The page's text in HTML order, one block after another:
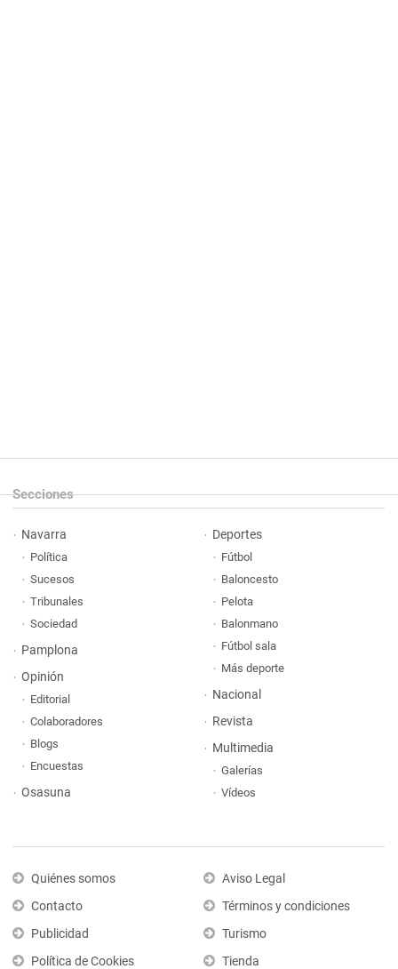
Secciones
Navarra
Política
Sucesos
Tribunales
Sociedad
Pamplona
Opinión
Editorial
Colaboradores
Blogs
Encuestas
Osasuna
Deportes
Fútbol
Baloncesto
Pelota
Balonmano
Fútbol sala
Más deporte
Nacional
Revista
Multimedia
Galerías
Vídeos
Quiénes somos
Contacto
Publicidad
Política de Cookies
Aviso Legal
Términos y condiciones
Turismo
Tienda